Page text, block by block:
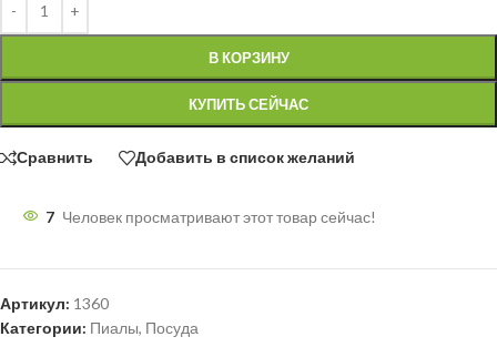
В КОРЗИНУ
КУПИТЬ СЕЙЧАС
Сравнить Добавить в список желаний
7 Человек просматривают этот товар сейчас!
Артикул: 1360
Категории: Пиалы, Посуда